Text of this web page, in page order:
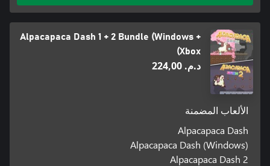
Alpacapaca Dash 1 + 2 Bundle (Windows +
Xbox)
د.م.‏ 224,00
الألعاب المضمنة
Alpacapaca Dash
Alpacapaca Dash (Windows)
Alpacapaca Dash 2